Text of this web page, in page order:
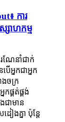
៖ ការ
សាហកម្ម
ណែនាំជាក់
អ្នកជាអ្នក
ងចក្រ
ផ្គត់ផ្គង់
ជាមាន
ងគ្នា ប៉ុន្តែ